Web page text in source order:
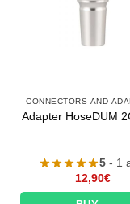
CONNECTORS AND
Adapter HoseDUM
5 - 1
12,90€